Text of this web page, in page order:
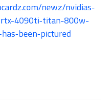
newz/nvidias-
4090ti-titan-800w-
been-pictured